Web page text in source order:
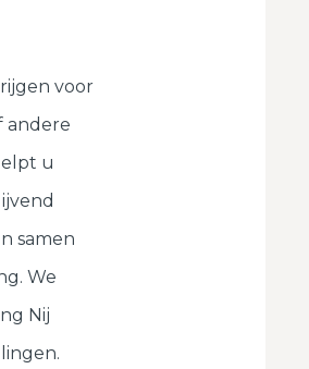
voor
andere
u
samen
We
Nij